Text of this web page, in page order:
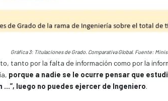
Gráfica 3: Titulaciones de Grado. Comparativa Global. Fuente:
tanto por la falta de información como por la
porque a nadie se le ocurre pensar que
…”, luego no puedes ejercer de Ingeniero.